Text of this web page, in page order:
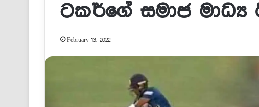
ටකර්ගේ සමාජ
February 13, 2022